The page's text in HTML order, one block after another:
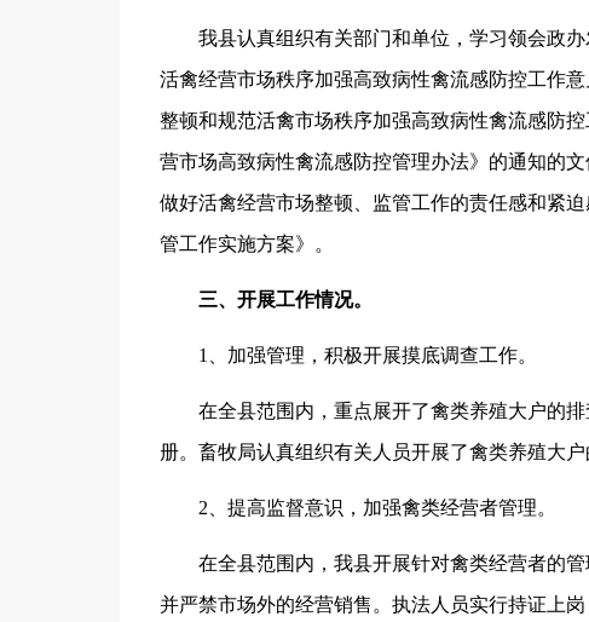
我县认真组织有关部门和单位，学习领会政办
活禽经营市场秩序加强高致病性禽流感防控工作
整顿和规范活禽市场秩序加强高致病性禽流感防
营市场高致病性禽流感防控管理办法》的通知的
做好活禽经营市场整顿、监管工作的责任感和紧
管工作实施方案》。
三、开展工作情况。
1、加强管理，积极开展摸底调查工作。
在全县范围内，重点展开了禽类养殖大户的排
册。畜牧局认真组织有关人员开展了禽类养殖大户
2、提高监督意识，加强禽类经营者管理。
在全县范围内，我县开展针对禽类经营者的管
并严禁市场外的经营销售。执法人员实行持证上